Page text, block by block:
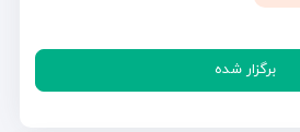
برگزار شده